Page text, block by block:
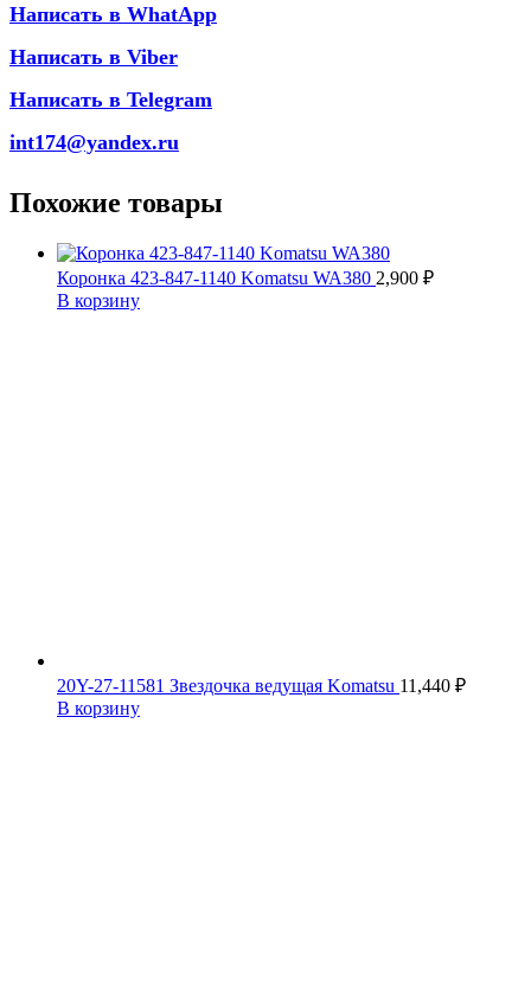
Написать в WhatApp
Написать в Viber
Написать в Telegram
int174@yandex.ru
Похожие товары
Коронка 423-847-1140 Komatsu WA380 2,900 ₽
В корзину
20Y-27-11581 Звездочка ведущая Komatsu 11,440 ₽
В корзину